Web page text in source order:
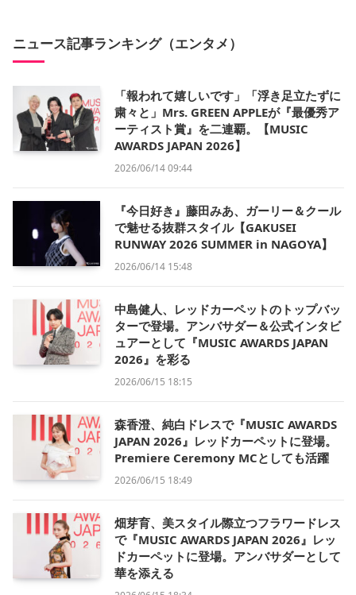
ニュース記事ランキング（エンタメ）
「報われて嬉しいです」「浮き足立たずに
粛々と」Mrs. GREEN APPLEが『最優秀ア
ーティスト賞』を二連覇。【MUSIC
AWARDS JAPAN 2026】
2026/06/14 09:44
『今日好き』藤田みあ、ガーリー＆クール
で魅せる抜群スタイル【GAKUSEI
RUNWAY 2026 SUMMER in NAGOYA】
2026/06/14 15:48
中島健人、レッドカーペットのトップバッ
ターで登場。アンバサダー＆公式インタビ
ュアーとして『MUSIC AWARDS JAPAN
2026』を彩る
2026/06/15 18:15
森香澄、純白ドレスで『MUSIC AWARDS
JAPAN 2026』レッドカーペットに登場。
Premiere Ceremony MCとしても活躍
2026/06/15 18:49
畑芽育、美スタイル際立つフラワードレス
で『MUSIC AWARDS JAPAN 2026』レッ
ドカーペットに登場。アンバサダーとして
華を添える